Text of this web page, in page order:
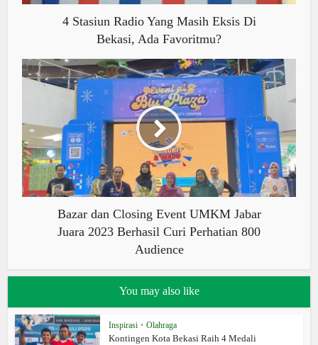
4 Stasiun Radio Yang Masih Eksis Di
Bekasi, Ada Favoritmu?
Bazar dan Closing Event UMKM Jabar
Juara 2023 Berhasil Curi Perhatian 800
Audience
You may also like
Inspirasi • Olahraga
Kontingen Kota Bekasi Raih 4 Medali